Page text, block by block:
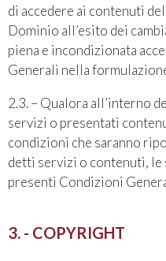
di accedere ai contenuti
Dominio all’esito dei
piena e incondizionata
Generali nella
2.3. – Qualora all’interno
servizi o presentati
condizioni che saranno
detti servizi o contenuti, le
presenti Condizioni
3. - COPYRIGHT